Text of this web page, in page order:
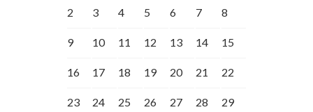
2 3 4 5 6 7 8
9 10 11 12 13 14 15
16 17 18 19 20 21 22
23 24 25 26 27 28 29